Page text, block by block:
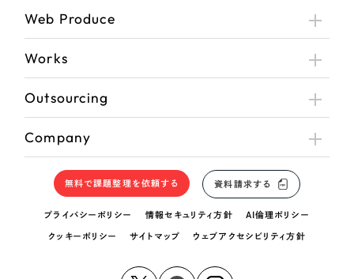
さらに条件を追加する
Web Produce
Works
Outsourcing
Company
無料で課題整理を依頼する 資料請求する
プライバシーポリシー 情報セキュリティ方針 AI倫理ポリシー
クッキーポリシー サイトマップ ウェブアクセシビリティ方針